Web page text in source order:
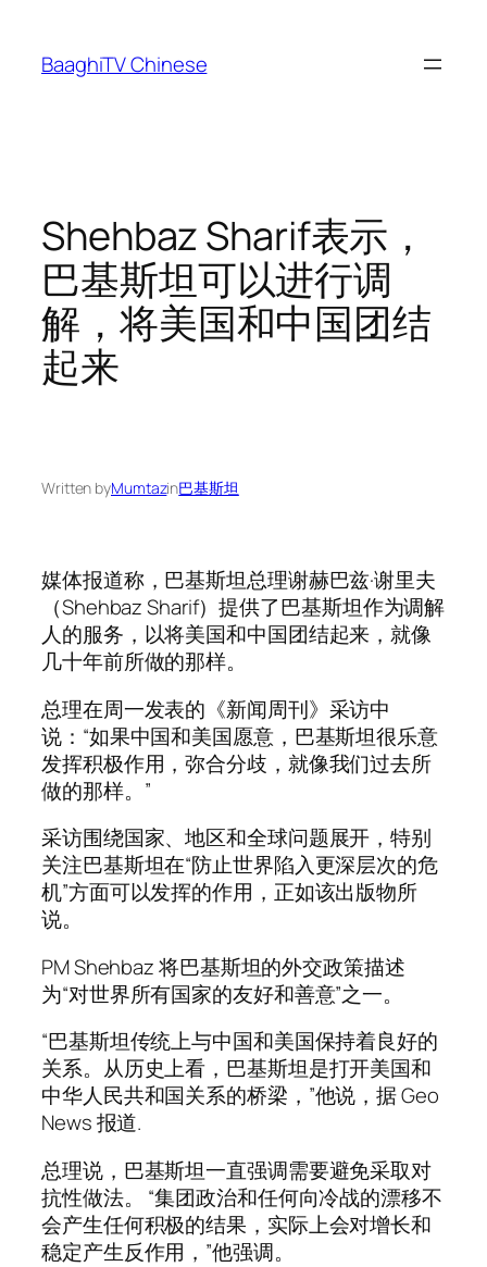
content
BaaghiTV Chinese
Shehbaz Sharif表示，
巴基斯坦可以进行调
解，将美国和中国团结
起来
Written byMumtazin巴基斯坦
媒体报道称，巴基斯坦总理谢赫巴兹·谢里夫
（Shehbaz Sharif）提供了巴基斯坦作为调解
人的服务，以将美国和中国团结起来，就像
几十年前所做的那样。
总理在周一发表的《新闻周刊》采访中
说：“如果中国和美国愿意，巴基斯坦很乐意
发挥积极作用，弥合分歧，就像我们过去所
做的那样。”
采访围绕国家、地区和全球问题展开，特别
关注巴基斯坦在“防止世界陷入更深层次的危
机”方面可以发挥的作用，正如该出版物所
说。
PM Shehbaz 将巴基斯坦的外交政策描述
为“对世界所有国家的友好和善意”之一。
“巴基斯坦传统上与中国和美国保持着良好的
关系。从历史上看，巴基斯坦是打开美国和
中华人民共和国关系的桥梁，”他说，据 Geo
News 报道.
总理说，巴基斯坦一直强调需要避免采取对
抗性做法。 “集团政治和任何向冷战的漂移不
会产生任何积极的结果，实际上会对增长和
稳定产生反作用，”他强调。